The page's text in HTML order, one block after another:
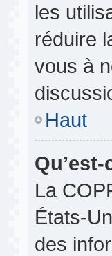
les
réduire
vous à
Haut
La
États-
des